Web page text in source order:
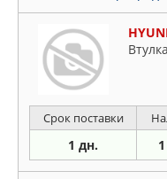
Срок поставки
1 дн.